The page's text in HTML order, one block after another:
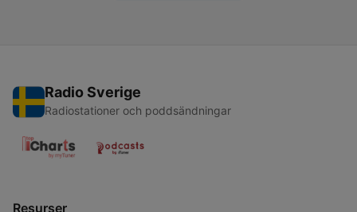
Radio Sverige
Radiostationer och poddsändningar
Resurser